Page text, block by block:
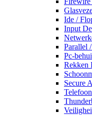
Ide /
Input
Parallel
Pc-
Rekken
Secure